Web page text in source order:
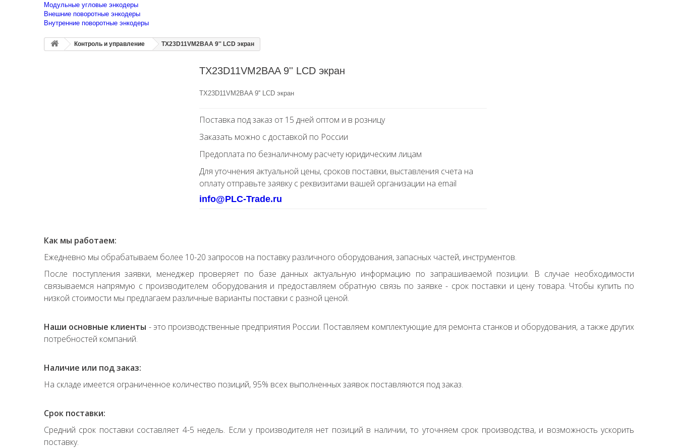
Модульные угловые энкодеры
Внешние поворотные энкодеры
Внутренние поворотные энкодеры
Контроль и управление TX23D11VM2BAA 9'' LCD экран
TX23D11VM2BAA 9'' LCD экран
TX23D11VM2BAA 9'' LCD экран
Поставка под заказ от 15 дней оптом и в розницу
Заказать можно с доставкой по России
Предоплата по безналичному расчету юридическим лицам
Для уточнения актуальной цены, сроков поставки, выставления счета на
оплату отправьте заявку с реквизитами вашей организации на email
info@PLC-Trade.ru
Как мы работаем:
Ежедневно мы обрабатываем более 10-20 запросов на поставку различного оборудования, запасных частей, инструментов.
После поступления заявки, менеджер проверяет по базе данных актуальную информацию по запрашиваемой позиции. В случае необходимости
связываемся напрямую с производителем оборудования и предоставляем обратную связь по заявке - срок поставки и цену товара. Чтобы купить по
низкой стоимости мы предлагаем различные варианты поставки с разной ценой.
Наши основные клиенты - это производственные предприятия России. Поставляем комплектующие для ремонта станков и оборудования, а также других
потребностей компаний.
Наличие или под заказ:
На складе имеется ограниченное количество позиций, 95% всех выполненных заявок поставляются под заказ.
Срок поставки:
Средний срок поставки составляет 4-5 недель. Если у производителя нет позиций в наличии, то уточняем срок производства, и возможность ускорить
поставку.